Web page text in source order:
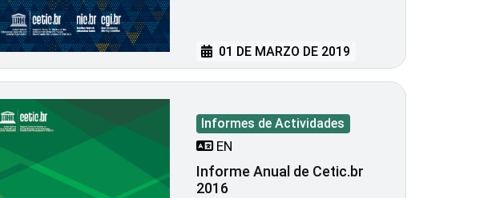
01 DE MARZO DE 2019
Informes de Actividades
EN
Informe Anual de Cetic.br
2016